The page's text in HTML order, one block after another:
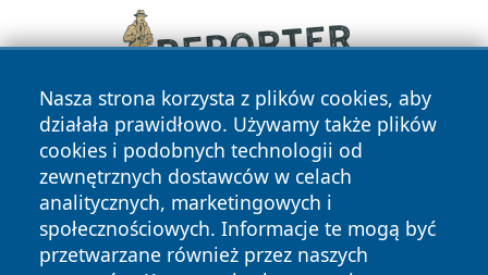
Nasza strona korzysta z plików cookies, aby
działała prawidłowo. Używamy także plików
cookies i podobnych technologii od
zewnętrznych dostawców w celach
analitycznych, marketingowych i
społecznościowych. Informacje te mogą być
przetwarzane również przez naszych